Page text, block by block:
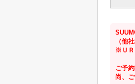
（他
※ＵＲ
ご予
尚、